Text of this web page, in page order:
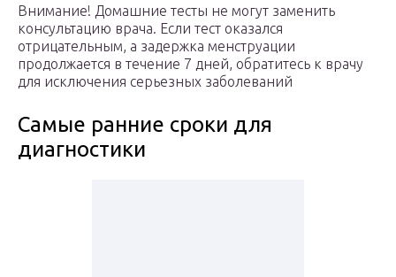
Внимание! Домашние тесты не могут заменить
консультацию врача. Если тест оказался
отрицательным, а задержка менструации
продолжается в течение 7 дней, обратитесь к врачу
для исключения серьезных заболеваний
Самые ранние сроки для
диагностики